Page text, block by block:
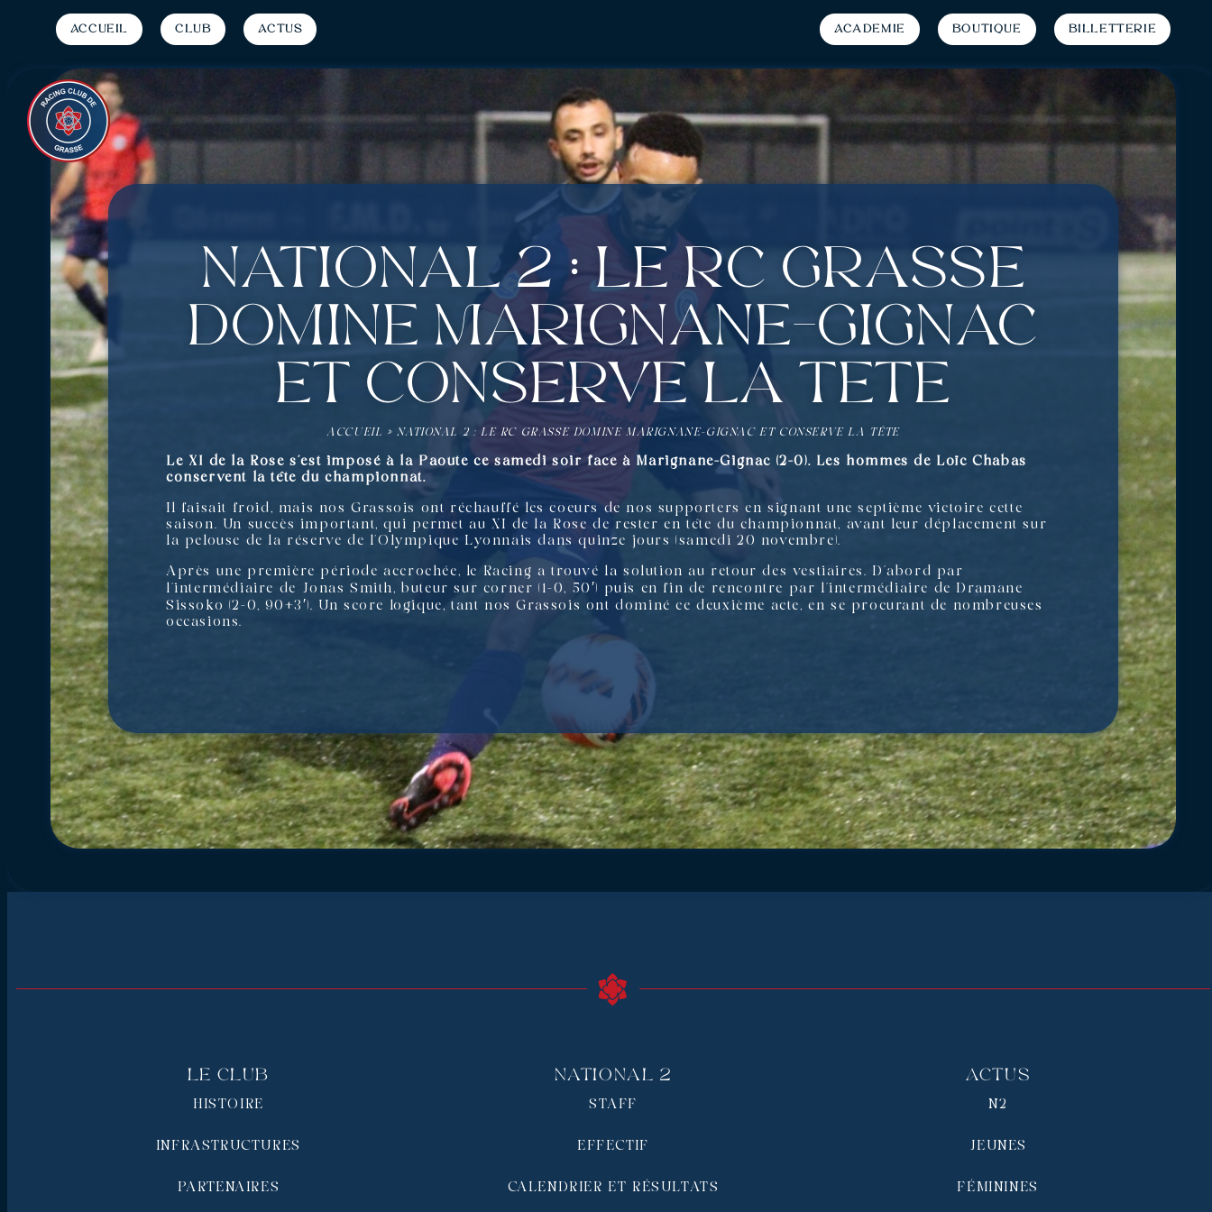
Accueil Club Actus Académie Boutique Billetterie
National 2 : Le RC Grasse
domine Marignane-Gignac
et conserve la tête
ACCUEIL »NATIONAL 2 : LE RC GRASSE DOMINE MARIGNANE-GIGNAC ET CONSERVE LA TÊTE
Le XI de la Rose s’est imposé à la Paoutece samedi soir face à Marignane-Gignac (2-0). Les hommes de Loïc Chabas
conservent la tête du championnat.
Il faisait froid, mais nos Grassois ont réchauffé les coeurs de nos supporters en signant une septième victoire cette
saison. Un succès important, qui permet au XI de la Rose de rester en tête du championnat, avant leur déplacement sur
la pelouse de la réserve de l’Olympique Lyonnais dans quinze jours (samedi 20 novembre).
Après une première période accrochée, le Racing a trouvé la solution au retour des vestiaires. D’abord par
l’intermédiaire de Jonas Smith, buteur sur corner (1-0, 50′) puis en fin de rencontre par l’intermédiaire de Dramane
Sissoko (2-0, 90+3′). Un score logique, tant nos Grassois ont dominé ce deuxième acte, en se procurant de nombreuses
occasions.
Le Club
HISTOIRE
INFRASTRUCTURES
PARTENAIRES
National 2
STAFF
EFFECTIF
CALENDRIER ET RÉSULTATS
Actus
N2
JEUNES
FÉMININES